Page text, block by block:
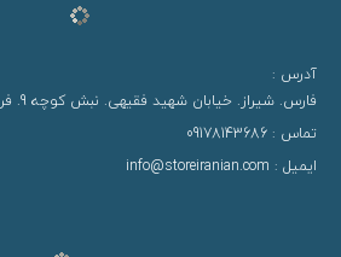
آدرس :
فارس. شیراز. خیابان شهید فقیهی. نبش کوچه 9. فروشگاه استور ایرانیان
تماس : 09178143686
ایمیل : info@storeiranian.com